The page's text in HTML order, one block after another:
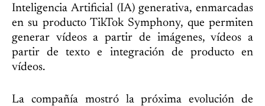
Inteligencia Artificial (IA) generativa, enmarcadas
en su producto TikTok Symphony, que permiten
generar vídeos a partir de imágenes, vídeos a
partir de texto e integración de producto en
vídeos.
La compañía mostró la próxima evolución de